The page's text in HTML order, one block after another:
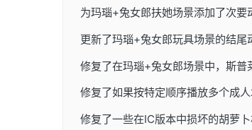
为玛瑙+兔女郎扶她场景添加了次要
更新了玛瑙+兔女郎玩具场景的结
修复了在玛瑙+兔女郎场景中，斯
修复了如果按特定顺序播放多个成
修复了一些在IC版本中损坏的胡萝